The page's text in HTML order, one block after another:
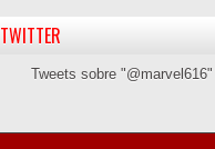
TWITTER
Tweets sobre "@marvel616"